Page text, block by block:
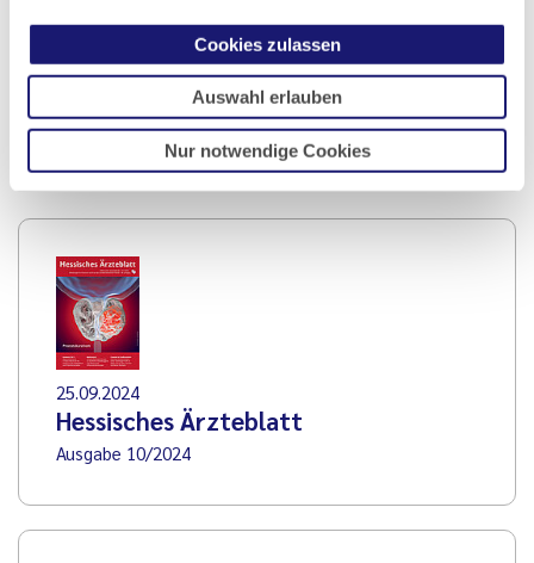
Cookies zulassen
Auswahl erlauben
Nur notwendige Cookies
Kindern, fünf Enkeln und zwei Urenkeln unsere
Anteilnahme auszudrücken.
Sie wird fehlen.
Dr. med. Carmen Brosig, Dr. med. Brigitte Ende
25.09.2024
Hessisches Ärzteblatt
Ausgabe 10/2024